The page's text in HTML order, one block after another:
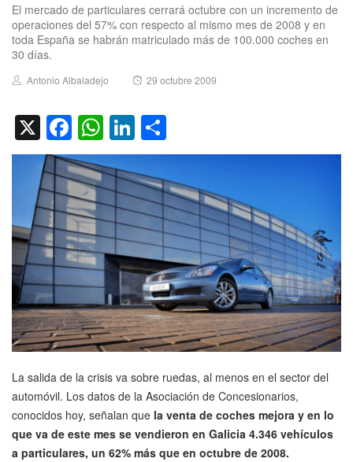
El mercado de particulares cerrará octubre con un incremento de
operaciones del 57% con respecto al mismo mes de 2008 y en
toda España se habrán matriculado más de 100.000 coches en
30 días.
Author
Antonio Albaladejo
Posted
29 octubre 2009
X Facebook
WhatsApp
LinkedIn
La salida de la crisis va sobre ruedas, al menos en el sector del
automóvil. Los datos de la Asociación de Concesionarios,
conocidos hoy, señalan que la venta de coches mejora y en lo
que va de este mes se vendieron en Galicia 4.346 vehículos
a particulares, un 62% más que en octubre de 2008.